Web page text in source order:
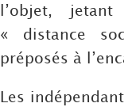
l’objet,
« distance
préposés à
Les